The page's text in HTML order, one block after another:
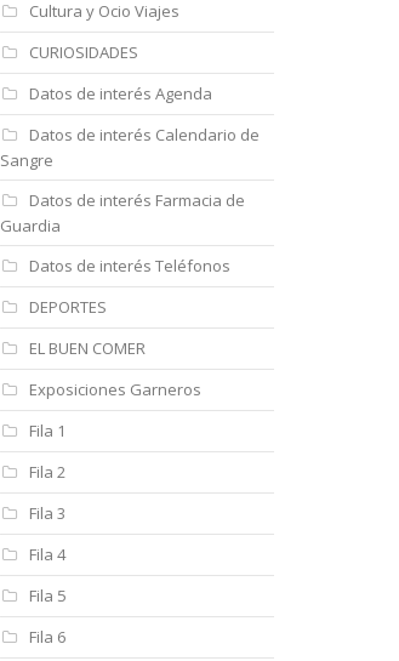
Cultura y Ocio Viajes
CURIOSIDADES
Datos de interés Agenda
Datos de interés Calendario de
Sangre
Datos de interés Farmacia de
Guardia
Datos de interés Teléfonos
DEPORTES
EL BUEN COMER
Exposiciones Garneros
Fila 1
Fila 2
Fila 3
Fila 4
Fila 5
Fila 6